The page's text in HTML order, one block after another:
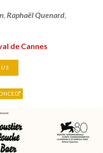
, Raphaël Quenard,
de Cannes